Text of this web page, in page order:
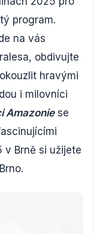
program.
na vás
obdivujte
hravými
i milovníci
Amazoniese
v Brně si užijete